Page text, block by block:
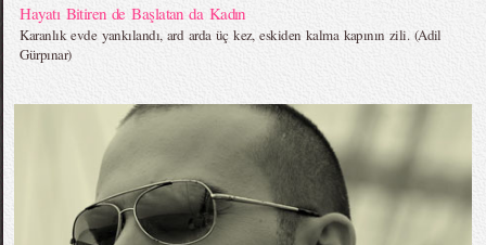
Hayatı Bitiren de Başlatan da Kadın
Karanlık evde yankılandı, ard arda üç kez, eskiden kalma kapının zili. (Adil
Gürpınar)